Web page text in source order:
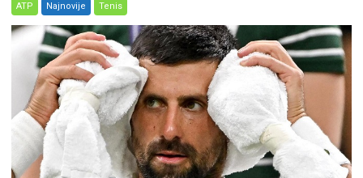
ATP Najnovije Tenis